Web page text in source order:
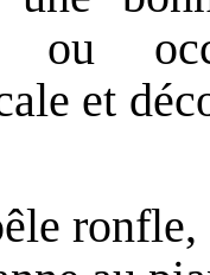
ou
et
ronfle,